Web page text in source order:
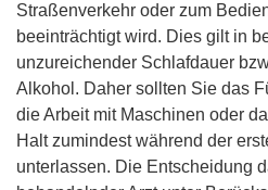
Straßenverkehr oder zum
beeinträchtigt wird. Dies gilt in
unzureichender Schlafdauer
Alkohol. Daher sollten Sie das
die Arbeit mit Maschinen oder
Halt zumindest während der
unterlassen. Die Entscheidung